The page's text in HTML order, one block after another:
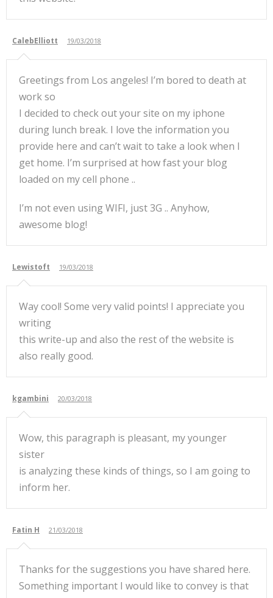
CalebElliott 19/03/2018
Greetings from Los angeles! I’m bored to death at
work so
I decided to check out your site on my iphone
during lunch break. I love the information you
provide here and can’t wait to take a look when I
get home. I’m surprised at how fast your blog
loaded on my cell phone ..
I’m not even using WIFI, just 3G .. Anyhow,
awesome blog!
Lewistoft 19/03/2018
Way cool! Some very valid points! I appreciate you
writing
this write-up and also the rest of the website is
also really good.
kgambini 20/03/2018
Wow, this paragraph is pleasant, my younger
sister
is analyzing these kinds of things, so I am going to
inform her.
Fatin H 21/03/2018
Thanks for the suggestions you have shared here.
Something important I would like to convey is that